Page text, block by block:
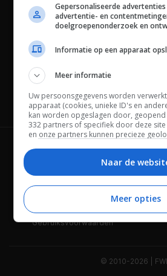
Channels
Wie is FWD
Adverteren
Gebruiksvoorwaarden
© 2010-2026 |
Gepersonaliseerde
advertentie- en
doelgroepenonderzoek en
Informatie op een apparaat
Meer informatie
Uw persoonsgegevens worden
apparaat (cookies, unieke ID's en
kan worden opgeslagen door,
332 partners of specifiek door deze
en onze partners kunnen precieze
Bepaalde leveranciers kunnen uw
beheren. Zoek onderaan deze pagina
een link om uw toestemming te
privacy- en cookie-instellingen.
Naar de
Meer opties